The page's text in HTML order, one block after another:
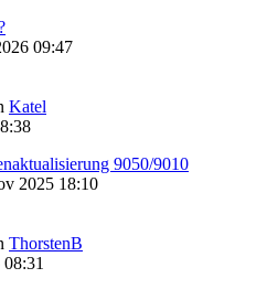
09:47
Katel
9050/9010
2025 18:10
ThorstenB